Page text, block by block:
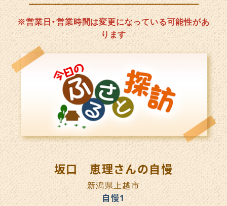
※営業日・営業時間は変更になっている可能性があ
ります
坂口 恵理さんの自慢
新潟県上越市
自慢1